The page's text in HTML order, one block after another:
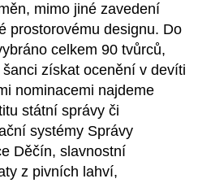
mimo jiné zavedení
prostorovému designu. Do
celkem 90 tvůrců,
získat ocenění v devíti
nominacemi najdeme
státní správy či
systémy Správy
Děčín, slavnostní
z pivních lahví,